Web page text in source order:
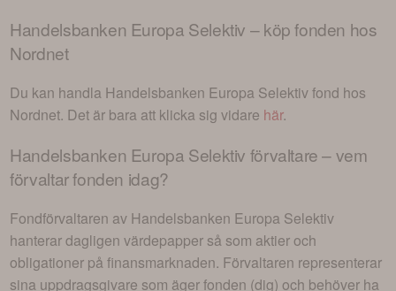
Handelsbanken Europa Selektiv – köp fonden hos
Nordnet
Du kan handla Handelsbanken Europa Selektivfond hos
Nordnet. Det är bara att klicka sig vidare här.
Handelsbanken Europa Selektiv förvaltare – vem
förvaltar fonden idag?
Fondförvaltaren av Handelsbanken Europa Selektiv
hanterar dagligen värdepapper så som aktier och
obligationer på finansmarknaden. Förvaltaren representerar
sina uppdragsgivare som äger fonden (dig) och behöver ha